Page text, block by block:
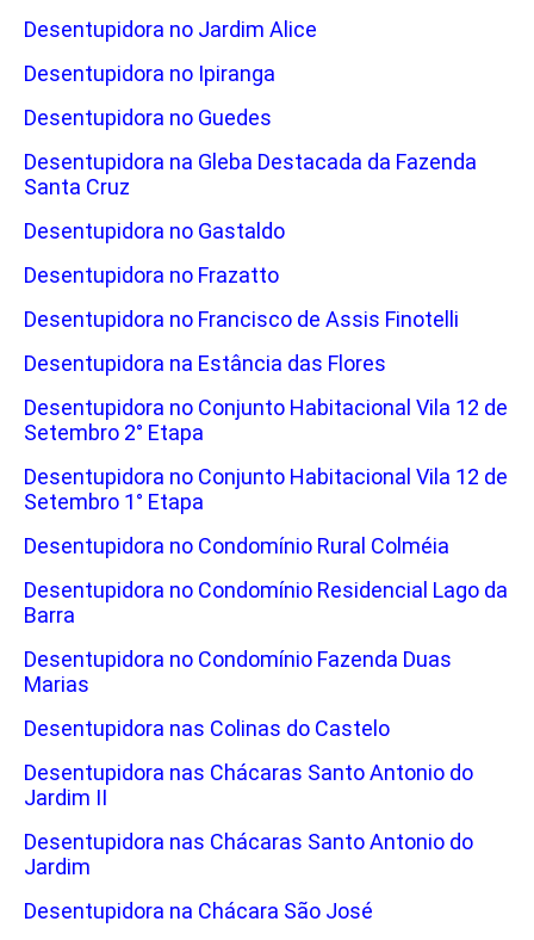
Desentupidora no Jardim Alice
Desentupidora no Ipiranga
Desentupidora no Guedes
Desentupidora na Gleba Destacada da Fazenda
Santa Cruz
Desentupidora no Gastaldo
Desentupidora no Frazatto
Desentupidora no Francisco de Assis Finotelli
Desentupidora na Estância das Flores
Desentupidora no Conjunto Habitacional Vila 12 de
Setembro 2° Etapa
Desentupidora no Conjunto Habitacional Vila 12 de
Setembro 1° Etapa
Desentupidora no Condomínio Rural Colméia
Desentupidora no Condomínio Residencial Lago da
Barra
Desentupidora no Condomínio Fazenda Duas
Marias
Desentupidora nas Colinas do Castelo
Desentupidora nas Chácaras Santo Antonio do
Jardim II
Desentupidora nas Chácaras Santo Antonio do
Jardim
Desentupidora na Chácara São José